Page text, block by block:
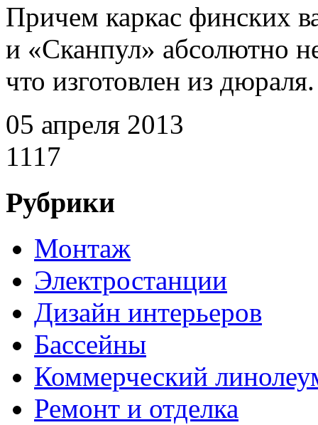
Причем каркас финских
и «Сканпул» абсолютно
что изготовлен из
05 апреля 2013
1117
Рубрики
Монтаж
Электростанции
Дизайн интерьеров
Бассейны
Коммерческий
Ремонт и отделка